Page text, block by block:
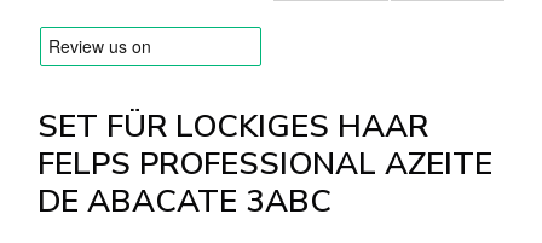
SET FÜR LOCKIGES HAAR
FELPS PROFESSIONAL AZEITE
DE ABACATE 3ABC